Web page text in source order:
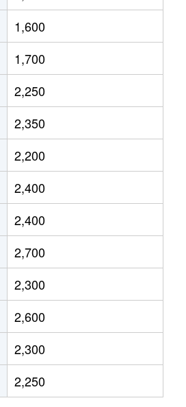
5,700万円
神宮丸太町
1,500万円
神宮丸太町
1,500万円
東山(京都)
1,400万円
東山(京都)
2,100万円
三条(京都)
2,300万円
東山(京都)
550万円
八瀬比叡山口
1,300万円
八瀬比叡山口
1,600万円
八瀬比叡山口
2,100万円
八瀬比叡山口
1,100万円
修学院
4,300万円
修学院
6,400万円 修学院
4,500万円
16,000万円
3,900万円
1,500万円
4,200万円
8,300万円
9,000万円
12,000万円
4,100万円
9,600万円
6,500万円
松ケ崎(京都)
4,500万円 松ケ崎(京都)
4,200万円
4,900万円
3,800万円
3,100万円
4,000万円
1,400万円
3,100万円
6,600万円
1,600万円
6,300万円
5,200万円
4,500万円
1,600
1,700
2,250
2,350
2,200
2,400
2,400
2,700
2,300
2,600
2,300
2,250